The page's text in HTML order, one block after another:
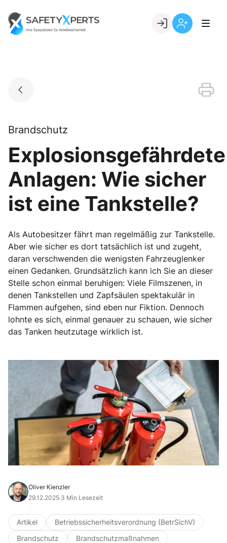
content
Go to landing page.
Brandschutz
Explosionsgefährdete
Anlagen: Wie sicher
ist eine Tankstelle?
Als Autobesitzer fährt man regelmäßig zur Tankstelle.
Aber wie sicher es dort tatsächlich ist und zugeht,
daran verschwenden die wenigsten Fahrzeuglenker
einen Gedanken. Grundsätzlich kann ich Sie an dieser
Stelle schon einmal beruhigen: Viele Filmszenen, in
denen Tankstellen und Zapfsäulen spektakulär in
Flammen aufgehen, sind eben nur Fiktion. Dennoch
lohnte es sich, einmal genauer zu schauen, wie sicher
das Tanken heutzutage wirklich ist.
Oliver Kienzler
29.12.2025·3 Min Lesezeit
Artikel
Betriebssicherheitsverordnung (BetrSichV)
Brandschutz
Brandschutzmaßnahmen